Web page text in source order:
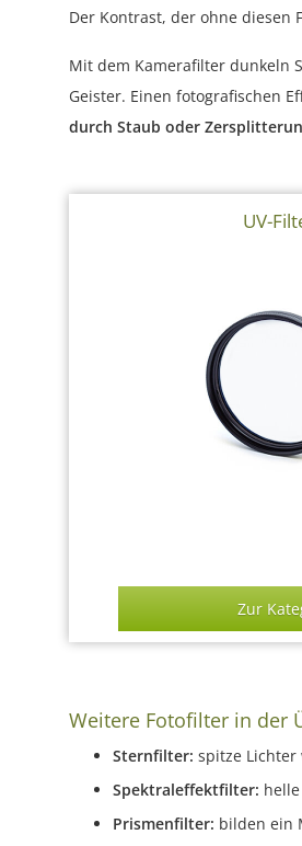
Der Kontrast, der ohne diesen
Mit dem Kamerafilter dunkeln
Geister. Einen fotografischen
durch Staub oder
UV-
Zur
Weitere Fotofilter in der
Sternfilter: spitze
Spektraleffektfilter:
Prismenfilter: bilden ein